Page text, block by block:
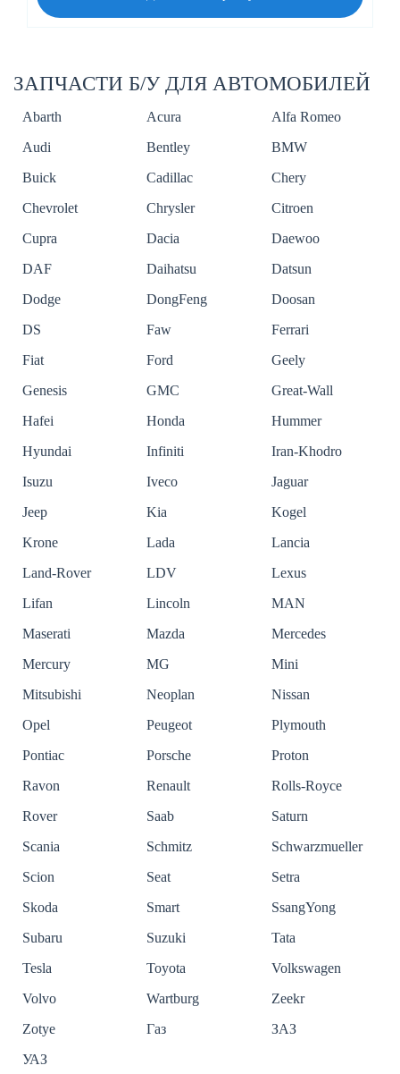
ЗАПЧАСТИ Б/У ДЛЯ АВТОМОБИЛЕЙ
Abarth Acura
Alfa Romeo
Audi
Bentley
BMW
Buick
Cadillac
Chery
Chevrolet
Chrysler
Citroen
Cupra
Dacia
Daewoo
DAF
Daihatsu
Datsun
Dodge
DongFeng
Doosan
DS
Faw
Ferrari
Fiat
Ford
Geely
Genesis
GMC
Great-Wall
Hafei
Honda
Hummer
Hyundai
Infiniti
Iran-Khodro
Isuzu
Iveco
Jaguar
Jeep
Kia
Kogel
Krone
Lada
Lancia
Land-Rover
LDV
Lexus
Lifan
Lincoln
MAN
Maserati
Mazda
Mercedes
Mercury
MG
Mini
Mitsubishi
Neoplan
Nissan
Opel
Peugeot
Plymouth
Pontiac
Porsche
Proton
Ravon
Renault
Rolls-Royce
Rover
Saab
Saturn
Scania
Schmitz
Schwarzmueller
Scion
Seat
Setra
Skoda
Smart
SsangYong
Subaru
Suzuki
Tata
Tesla
Toyota
Volkswagen
Volvo
Wartburg
Zeekr
Zotye
Газ
ЗАЗ
УАЗ